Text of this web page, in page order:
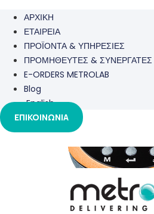
ΑΡΧΙΚΗ
ΕΤΑΙΡΕΙΑ
ΠΡΟΪΟΝΤΑ & ΥΠΗΡΕΣΙΕΣ
ΠΡΟΜΗΘΕΥΤΕΣ & ΣΥΝΕΡΓΑΤΕΣ
E-ORDERS METROLAB
Blog
English
ΕΠΙΚΟΙΝΩΝΙΑ